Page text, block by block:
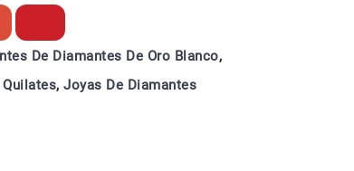
De Diamantes De Oro Blanco,
Quilates, Joyas De Diamantes